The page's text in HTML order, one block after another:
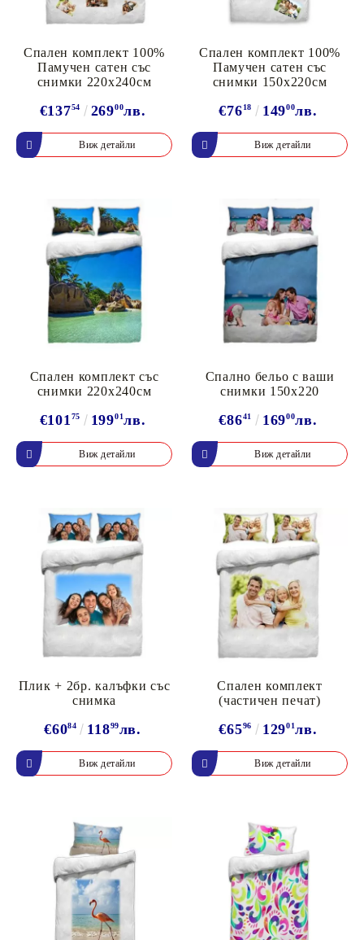
Спален комплект 100%
Памучен сатен със
снимки 220х240см
€13754 26900лв.
Виж детайли
Спален комплект 100%
Памучен сатен със
снимки 150х220см
€7618 14900лв.
Виж детайли
Спален комплект със
снимки 220х240см
€10175 19901лв.
Виж детайли
Спално бельо с ваши
снимки 150x220
€8641 16900лв.
Виж детайли
Плик + 2бр. калъфки със
снимка
€6084 11899лв.
Виж детайли
Спален комплект
(частичен печат)
€6596 12901лв.
Виж детайли